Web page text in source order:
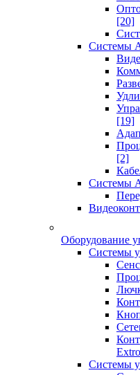
[20]
Системы
[19]
[2]
Системы
Оборудование
Системы
Системы